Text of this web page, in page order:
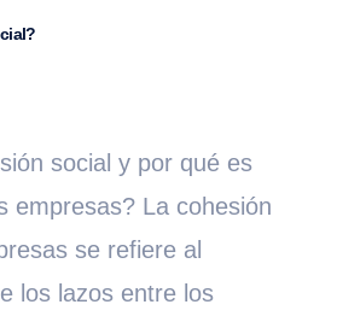
social y por qué es
empresas? La cohesión
se refiere al
los lazos entre los